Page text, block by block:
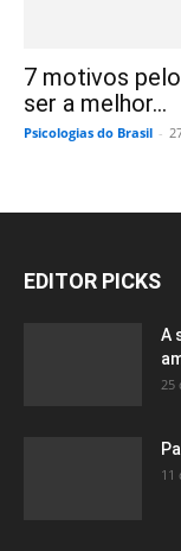
7 motivos
ser a melhor...
Psicologias do Brasil -
EDITOR PICKS
A
25
11